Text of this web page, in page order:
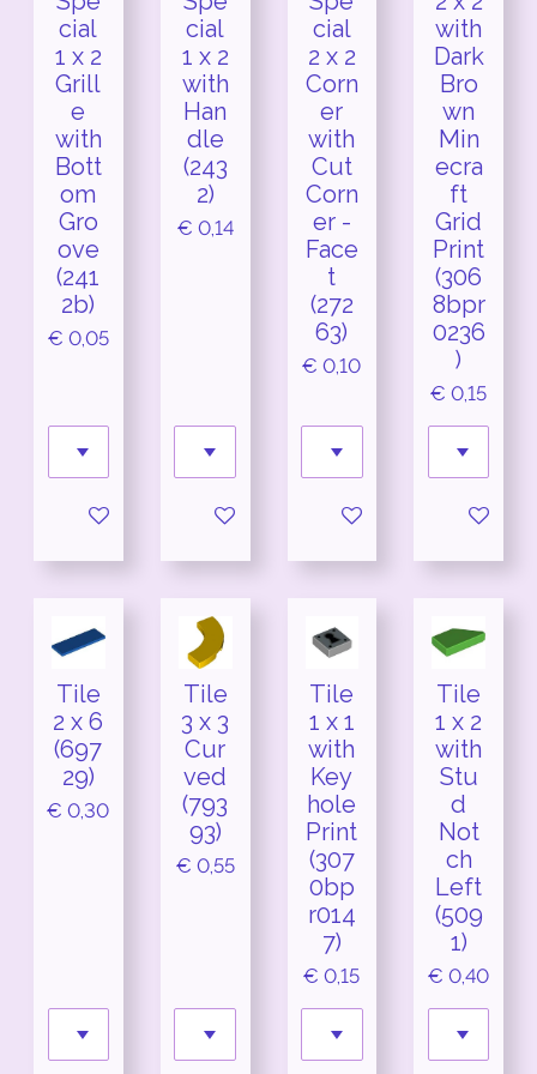
cial
1 x 2
Grill
e
with
Bott
om
Gro
ove
(241
2b)
€ 0,05
In winkelwagen
cial
1 x 2
with
Han
dle
(243
2)
€ 0,14
In winkelwagen
cial
2 x 2
Corn
er
with
Cut
Corn
er -
Face
t
(272
63)
€ 0,10
In winkelwagen
with
Dark
Bro
wn
Min
ecra
ft
Grid
Print
(306
8bpr
0236
)
€ 0,15
In
Tile
2 x 6
(697
29)
€ 0,30
Tile
3 x 3
Cur
ved
(793
93)
€ 0,55
Tile
1 x 1
with
Key
hole
Print
(307
0bp
r014
7)
€ 0,15
Tile
1 x 2
with
Stu
d
Not
ch
Left
(509
1)
€ 0,40